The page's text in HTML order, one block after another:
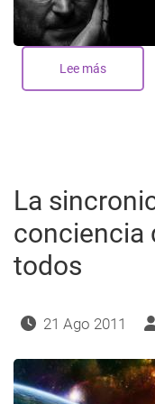
Lee mássobre
vida
La
conciencia
todos
21 Ago 2011